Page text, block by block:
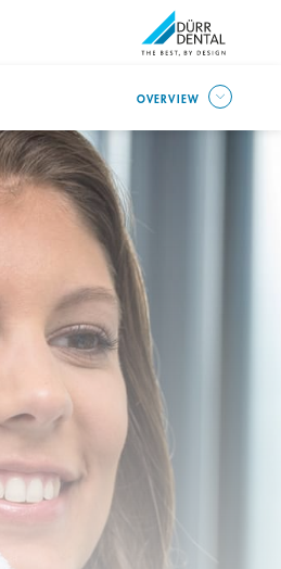
FR IT
OVERVIEW